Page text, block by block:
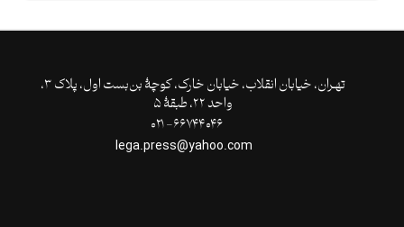
تهـران،‌ خیابان انقلاب، خیابان خارک، کوچۀ بن‌بست اول، پلاک ۳،
واحد ۲۲، طبقۀ ۵